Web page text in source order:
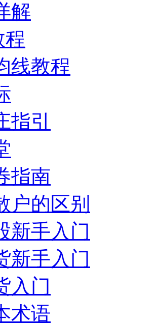
解
线教程
指引
指南
户的区别
新手入门
新手入门
入门
术语